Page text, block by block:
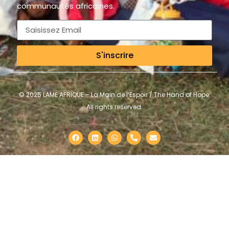
communautés africaines.
S'inscrire
© 2025 LAME AFRIQUE – La Main de l’Espoir / The Hand of Hope.
All rights reserved.